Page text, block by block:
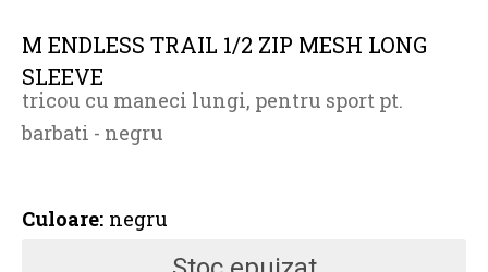
M ENDLESS TRAIL 1/2 ZIP MESH LONG
SLEEVE
tricou cu maneci lungi, pentru sport pt.
barbati - negru
Culoare: negru